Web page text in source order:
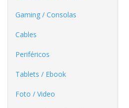
Gaming / Consolas
Cables
Periféricos
Tablets / Ebook
Foto / Video